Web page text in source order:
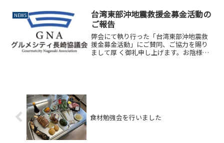
NEWS
台湾東部沖地震救援金募金活動の
ご報告
弊会にて執り行った「台湾東部沖地震救
援金募金活動」にご賛同、ご協力を賜り
まして厚 く御礼申し上げます。お陰様を
食材勉強会を行いました